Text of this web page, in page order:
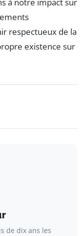
à notre impact sur
respectueux de la
existence sur
de dix ans les